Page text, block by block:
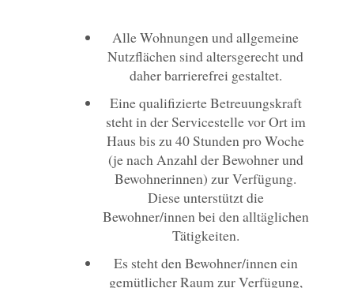
Alle Wohnungen und allgemeine
Nutzflächen sind altersgerecht und
daher barrierefrei gestaltet.
Eine qualifizierte Betreuungskraft
steht in der Servicestelle vor Ort im
Haus bis zu 40 Stunden pro Woche
(je nach Anzahl der Bewohner und
Bewohnerinnen) zur Verfügung.
Diese unterstützt die
Bewohner/innen bei den alltäglichen
Tätigkeiten.
Es steht den Bewohner/innen ein
gemütlicher Raum zur Verfügung,